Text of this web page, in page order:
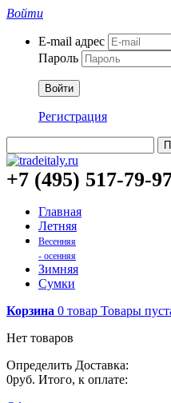
Войти
E-mail адрес
Пароль
Войти
Регистрация
+7 (495) 517-79-
Главная
Летняя
Весенняя
- осенняя
Зимняя
Сумки
Корзина 0 товар Товары
Нет товаров
Определить Доставка:
0руб. Итого, к оплате: